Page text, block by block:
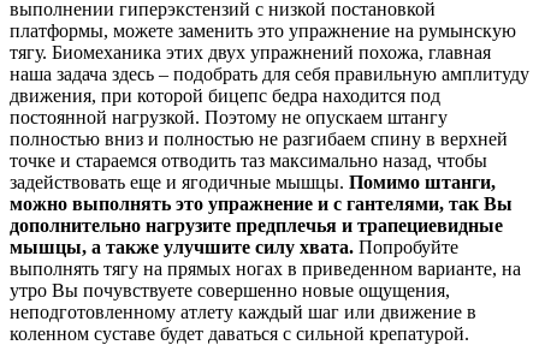
выполнении гиперэкстензий с низкой постановкой
платформы, можете заменить это упражнение на румынскую
тягу. Биомеханика этих двух упражнений похожа, главная
наша задача здесь – подобрать для себя правильную амплитуду
движения, при которой бицепс бедра находится под
постоянной нагрузкой. Поэтому не опускаем штангу
полностью вниз и полностью не разгибаем спину в верхней
точке и стараемся отводить таз максимально назад, чтобы
задействовать еще и ягодичные мышцы. Помимо штанги,
можно выполнять это упражнение и с гантелями, так Вы
дополнительно нагрузите предплечья и трапециевидные
мышцы, а также улучшите силу хвата. Попробуйте
выполнять тягу на прямых ногах в приведенном варианте, на
утро Вы почувствуете совершенно новые ощущения,
неподготовленному атлету каждый шаг или движение в
коленном суставе будет даваться с сильной крепатурой.